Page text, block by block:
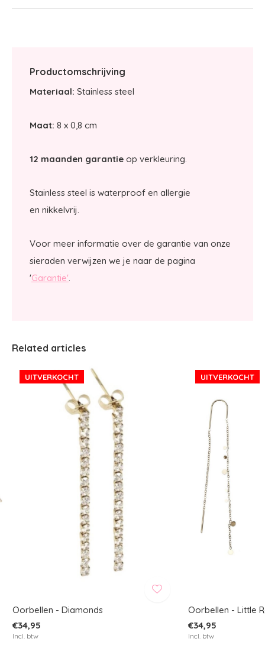
Productomschrijving
Materiaal: Stainless steel
Maat: 8 x 0,8 cm
12 maanden garantie op verkleuring.
Stainless steel is waterproof en allergie
en nikkelvrij.
Voor meer informatie over de garantie van onze
sieraden verwijzen we je naar de pagina
'Garantie'.
Related articles
UITVERKOCHT
Oorbellen - Diamonds
€34,95
Incl. btw
UITVERKOCHT
Oorbellen - Little
€34,95
Incl. btw